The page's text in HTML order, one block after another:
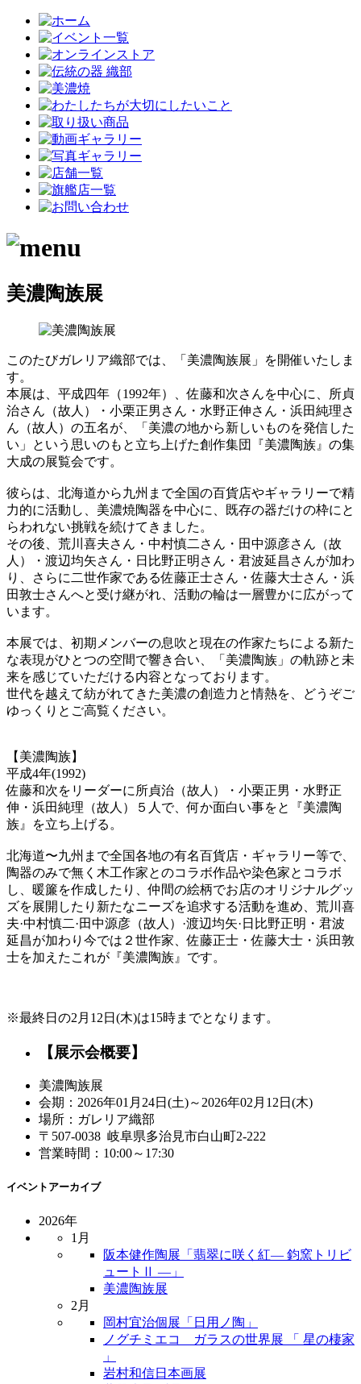
美濃陶族展
このたびガレリア織部では、「美濃陶族展」を開催いたしま
す。
本展は、平成四年（1992年）、佐藤和次さんを中心に、所貞
治さん（故人）・小栗正男さん・水野正伸さん・浜田純理さ
ん（故人）の五名が、「美濃の地から新しいものを発信した
い」という思いのもと立ち上げた創作集団『美濃陶族』の集
大成の展覧会です。
彼らは、北海道から九州まで全国の百貨店やギャラリーで精
力的に活動し、美濃焼陶器を中心に、既存の器だけの枠にと
らわれない挑戦を続けてきました。
その後、荒川喜夫さん・中村慎二さん・田中源彦さん（故
人）・渡辺均矢さん・日比野正明さん・君波延昌さんが加わ
り、さらに二世作家である佐藤正士さん・佐藤大士さん・浜
田敦士さんへと受け継がれ、活動の輪は一層豊かに広がって
います。
本展では、初期メンバーの息吹と現在の作家たちによる新た
な表現がひとつの空間で響き合い、「美濃陶族」の軌跡と未
来を感じていただける内容となっております。
世代を越えて紡がれてきた美濃の創造力と情熱を、どうぞご
ゆっくりとご高覧ください。
【美濃陶族】
平成4年(1992)
佐藤和次をリーダーに所貞治（故人）・小栗正男・水野正
伸・浜田純理（故人）５人で、何か面白い事をと『美濃陶
族』を立ち上げる。
北海道〜九州まで全国各地の有名百貨店・ギャラリー等で、
陶器のみで無く木工作家とのコラボ作品や染色家とコラボ
し、暖簾を作成したり、仲間の絵柄でお店のオリジナルグッ
ズを展開したり新たなニーズを追求する活動を進め、荒川喜
夫·中村慎二·田中源彦（故人）·渡辺均矢·日比野正明・君波
延昌が加わり今では２世作家、佐藤正士・佐藤大士・浜田敦
士を加えたこれが『美濃陶族』です。
※最終日の2月12日(木)は15時までとなります。
【展示会概要】
美濃陶族展
会期：2026年01月24日(土)～2026年02月12日(木)
場所：ガレリア織部
〒507-0038 岐阜県多治見市白山町2-222
営業時間：10:00～17:30
イベントアーカイブ
2026年
1月
阪本健作陶展「翡翠に咲く紅― 鈞窯トリビ
ュートⅡ ―」
美濃陶族展
2月
岡村宜治個展「日用ノ陶」
ノグチミエコ ガラスの世界展 「 星の棲家
」
岩村和信日本画展